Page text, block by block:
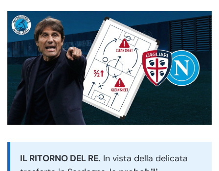
IL RITORNO DEL RE. In vista della delicata